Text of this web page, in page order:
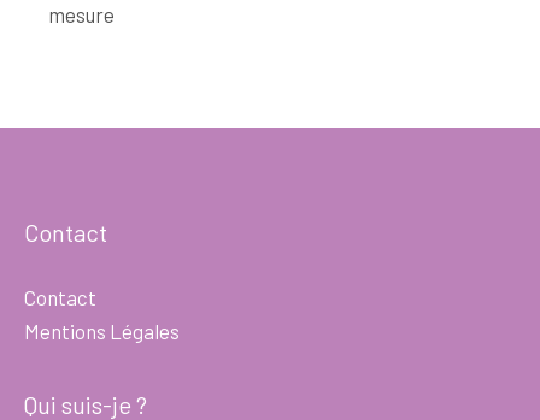
mesure
Contact
Contact
Mentions Légales
Qui suis-je ?